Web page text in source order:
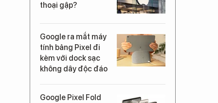
thoại gập?
Google ra mắt máy
tính bảng Pixel đi
kèm với dock sạc
không dây độc đáo
Google Pixel Fold